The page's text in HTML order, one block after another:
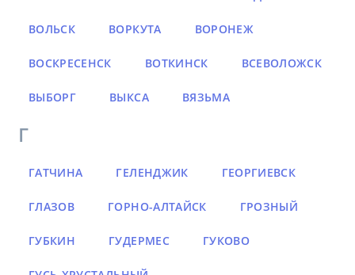
ВОЛЬСК ВОРКУТА ВОРОНЕЖ
ВОСКРЕСЕНСК ВОТКИНСК ВСЕВОЛОЖСК
ВЫБОРГ ВЫКСА ВЯЗЬМА
Г
ГАТЧИНА ГЕЛЕНДЖИК ГЕОРГИЕВСК
ГЛАЗОВ ГОРНО-АЛТАЙСК ГРОЗНЫЙ
ГУБКИН ГУДЕРМЕС ГУКОВО